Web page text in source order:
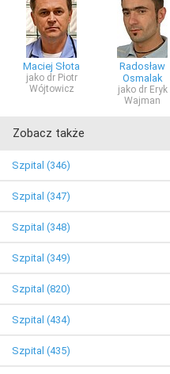
Maciej Słota
jako dr Piotr
Wójtowicz
Radosław
Osmalak
jako dr Eryk
Wajman
Zobacz także
Szpital (346)
Szpital (347)
Szpital (348)
Szpital (349)
Szpital (820)
Szpital (434)
Szpital (435)